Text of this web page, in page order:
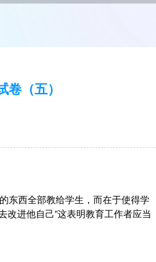
（五）
东西全部教给学生，而在于使得学
进他自己”这表明教育工作者应当